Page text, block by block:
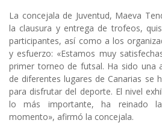
La concejala de Juventud, Maeva
la clausura y entrega de trofeos,
participantes, así como a los
y esfuerzo: «Estamos muy
primer torneo de futsal. Ha sido una
de diferentes lugares de Canarias se
para disfrutar del deporte. El nivel
lo más importante, ha reinado
momento», afirmó la concejala.